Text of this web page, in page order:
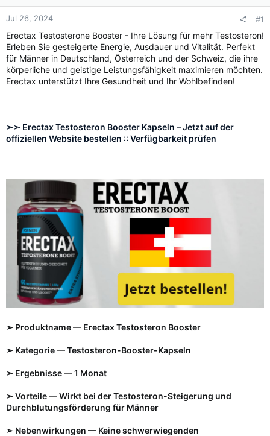
r
t
r
Jul 26, 2024 #1
Erectax Testosterone Booster - Ihre Lösung für mehr Testosteron!
Erleben Sie gesteigerte Energie, Ausdauer und Vitalität. Perfekt
für Männer in Deutschland, Österreich und der Schweiz, die ihre
körperliche und geistige Leistungsfähigkeit maximieren möchten.
Erectax unterstützt Ihre Gesundheit und Ihr Wohlbefinden!
➢➣ Erectax Testosteron Booster Kapseln – Jetzt auf der
offiziellen Website bestellen :: Verfügbarkeit prüfen
➢ Produktname — Erectax Testosteron Booster
➢ Kategorie — Testosteron-Booster-Kapseln
➢ Ergebnisse — 1 Monat
➢ Vorteile — Wirkt bei der Testosteron-Steigerung und
Durchblutungsförderung für Männer
➢ Nebenwirkungen — Keine schwerwiegenden